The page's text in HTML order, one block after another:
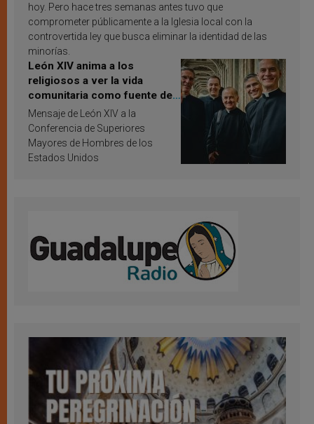
hoy. Pero hace tres semanas antes tuvo que
comprometer públicamente a la Iglesia local con la
controvertida ley que busca eliminar la identidad de las
minorías.
León XIV anima a los
religiosos a ver la vida
comunitaria como fuente de
inspiración y santificación
Mensaje de León XIV a la
Conferencia de Superiores
Mayores de Hombres de los
Estados Unidos